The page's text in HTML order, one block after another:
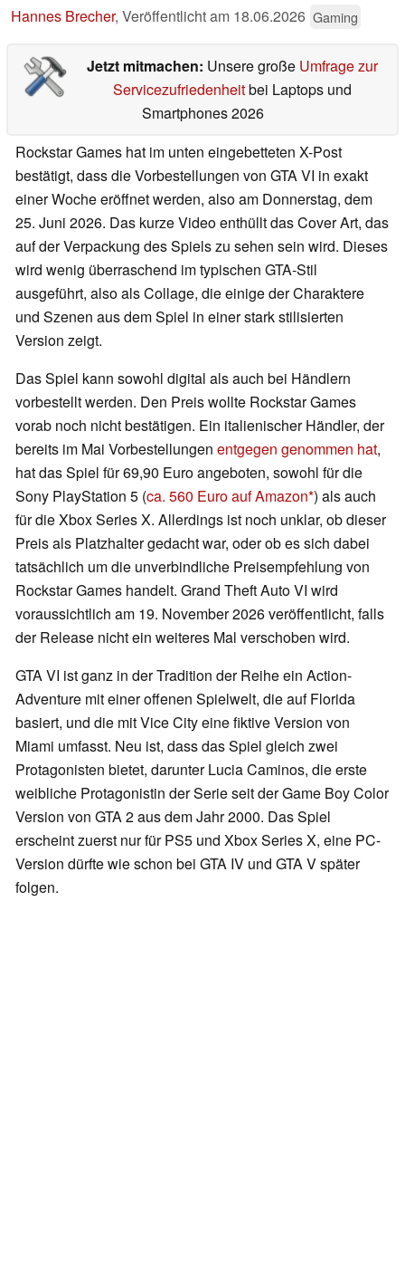
Hannes Brecher, Veröffentlicht am 18.06.2026 Gaming
Jetzt mitmachen: Unsere große Umfrage zur
Servicezufriedenheitbei Laptops und
Smartphones 2026
Rockstar Games hat im unten eingebetteten X-Post
bestätigt, dass die Vorbestellungen von GTA VI in exakt
einer Woche eröffnet werden, also am Donnerstag, dem
25. Juni 2026. Das kurze Video enthüllt das Cover Art, das
auf der Verpackung des Spiels zu sehen sein wird. Dieses
wird wenig überraschend im typischen GTA-Stil
ausgeführt, also als Collage, die einige der Charaktere
und Szenen aus dem Spiel in einer stark stilisierten
Version zeigt.
Das Spiel kann sowohl digital als auch bei Händlern
vorbestellt werden. Den Preis wollte Rockstar Games
vorab noch nicht bestätigen. Ein italienischer Händler, der
bereits im Mai Vorbestellungen entgegen genommen hat,
hat das Spiel für 69,90 Euro angeboten, sowohl für die
Sony PlayStation 5 (ca. 560 Euro auf Amazon ) als auch
für die Xbox Series X. Allerdings ist noch unklar, ob dieser
Preis als Platzhalter gedacht war, oder ob es sich dabei
tatsächlich um die unverbindliche Preisempfehlung von
Rockstar Games handelt. Grand Theft Auto VI wird
voraussichtlich am 19. November 2026 veröffentlicht, falls
der Release nicht ein weiteres Mal verschoben wird.
GTA VI ist ganz in der Tradition der Reihe ein Action-
Adventure mit einer offenen Spielwelt, die auf Florida
basiert, und die mit Vice City eine fiktive Version von
Miami umfasst. Neu ist, dass das Spiel gleich zwei
Protagonisten bietet, darunter Lucia Caminos, die erste
weibliche Protagonistin der Serie seit der Game Boy Color
Version von GTA 2 aus dem Jahr 2000. Das Spiel
erscheint zuerst nur für PS5 und Xbox Series X, eine PC-
Version dürfte wie schon bei GTA IV und GTA V später
folgen.